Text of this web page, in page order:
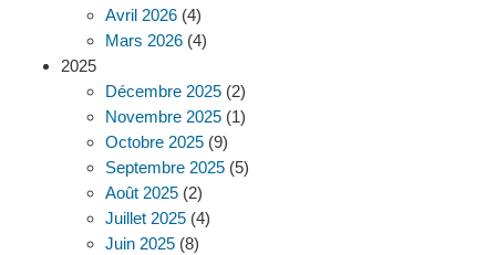
Avril 2026 (4)
Mars 2026 (4)
2025
Décembre 2025 (2)
Novembre 2025 (1)
Octobre 2025 (9)
Septembre 2025 (5)
Août 2025 (2)
Juillet 2025 (4)
Juin 2025 (8)